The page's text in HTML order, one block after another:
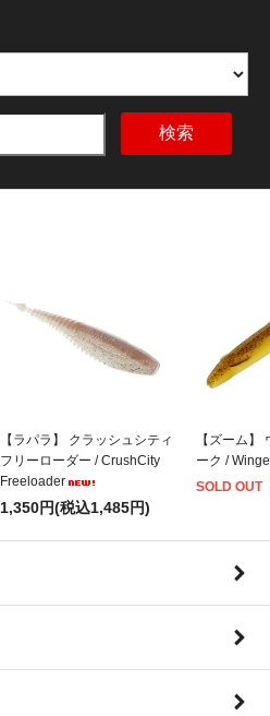
検索
【ラパラ】 クラッシュシティ
フリーローダー / CrushCity
Freeloader
1,350円(税込1,485円)
【ズーム】
ーク /
SOLD OUT